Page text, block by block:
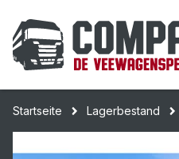
Startseite Lagerbestand